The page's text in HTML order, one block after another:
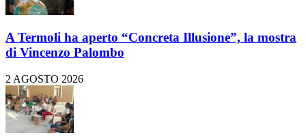
A Termoli ha aperto “Concreta Illusione”, la mostra
di Vincenzo Palombo
2 AGOSTO 2026